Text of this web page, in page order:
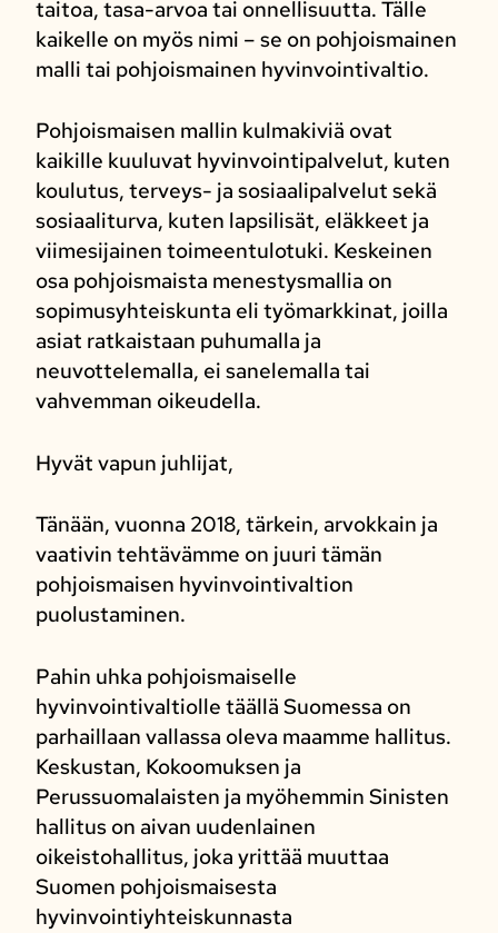
taitoa, tasa-arvoa tai onnellisuutta. Tälle
kaikelle on myös nimi – se on pohjoismainen
malli tai pohjoismainen hyvinvointivaltio.
Pohjoismaisen mallin kulmakiviä ovat
kaikille kuuluvat hyvinvointipalvelut, kuten
koulutus, terveys- ja sosiaalipalvelut sekä
sosiaaliturva, kuten lapsilisät, eläkkeet ja
viimesijainen toimeentulotuki. Keskeinen
osa pohjoismaista menestysmallia on
sopimusyhteiskunta eli työmarkkinat, joilla
asiat ratkaistaan puhumalla ja
neuvottelemalla, ei sanelemalla tai
vahvemman oikeudella.
Hyvät vapun juhlijat,
Tänään, vuonna 2018, tärkein, arvokkain ja
vaativin tehtävämme on juuri tämän
pohjoismaisen hyvinvointivaltion
puolustaminen.
Pahin uhka pohjoismaiselle
hyvinvointivaltiolle täällä Suomessa on
parhaillaan vallassa oleva maamme hallitus.
Keskustan, Kokoomuksen ja
Perussuomalaisten ja myöhemmin Sinisten
hallitus on aivan uudenlainen
oikeistohallitus, joka yrittää muuttaa
Suomen pohjoismaisesta
hyvinvointiyhteiskunnasta